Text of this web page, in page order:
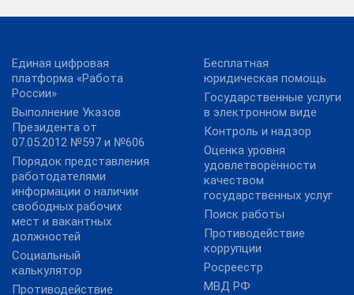
Единая цифровая
платформа «Работа
России»
Выполнение Указов
Президента от
07.05.2012 №597 и №606
Порядок представления
работодателями
информации о наличии
свободных рабочих
мест и вакантных
должностей
Социальный
калькулятор
Противодействие
Бесплатная
юридическая помощь
Государственные услуги
в электронном виде
Контроль и надзор
Оценка уровня
удовлетворённости
качеством
государственных услуг
Поиск работы
Противодействие
коррупции
Росреестр
МВД РФ